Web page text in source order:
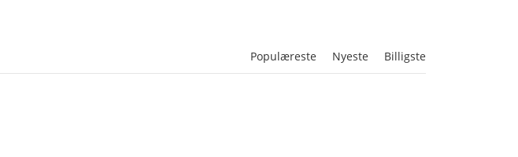
Populæreste Nyeste Billigste